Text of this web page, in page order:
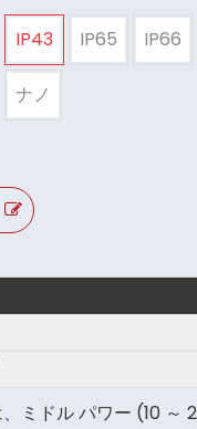
IP43 IP65 IP66
ナノ
ミドル パワー (10 ～